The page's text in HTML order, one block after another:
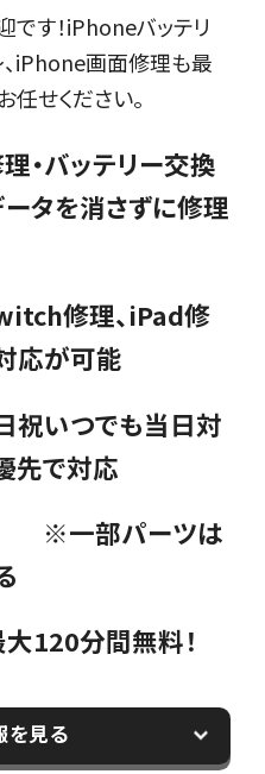
す！iPhoneバッテリ
iPhone画面修理も最
せください。
・バッテリー交換
タを消さずに修理
修理、iPad修
応が可能
祝いつでも当日対
で対応
※一部パーツは
120分間無料！
を見る